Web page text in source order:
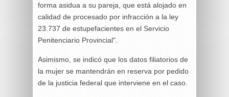
forma asidua a su pareja, que está alojado en
calidad de procesado por infracción a la ley
23.737 de estupefacientes en el Servicio
Penitenciario Provincial".
Asimismo, se indicó que los datos filiatorios de
la mujer se mantendrán en reserva por pedido
de la justicia federal que interviene en el caso.